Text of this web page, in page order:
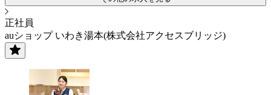
正社員
auショップ いわき湯本(株式会社アクセスブリッジ)